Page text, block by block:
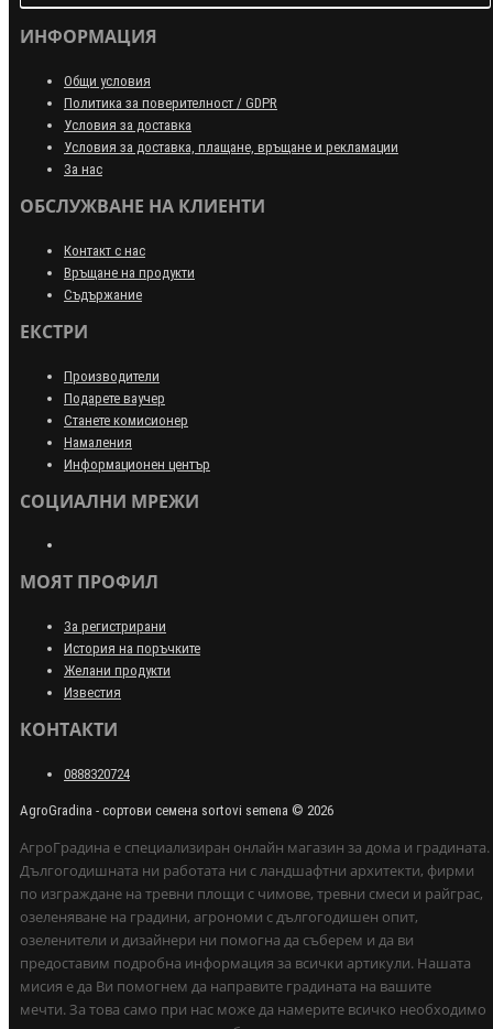
ИНФОРМАЦИЯ
Общи условия
Политика за поверителност / GDPR
Условия за доставка
Условия за доставка, плащане, връщане и рекламации
За нас
ОБСЛУЖВАНЕ НА КЛИЕНТИ
Контакт с нас
Връщане на продукти
Съдържание
ЕКСТРИ
Производители
Подарете ваучер
Станете комисионер
Намаления
Информационен център
СОЦИАЛНИ МРЕЖИ
МОЯТ ПРОФИЛ
За регистрирани
История на поръчките
Желани продукти
Известия
КОНТАКТИ
0888320724
AgroGradina - сортови семена sortovi semena © 2026
АгроГрадина е специализиран онлайн магазин за дома и градината.
Дългогодишната ни работата ни с ландшафтни архитекти, фирми
по изграждане на тревни площи с чимове, тревни смеси и райграс,
озеленяване на градини, агрономи с дългогодишен опит,
озеленители и дизайнери ни помогна да съберем и да ви
предоставим подробна информация за всички артикули. Нашата
мисия е да Ви помогнем да направите градината на вашите
мечти. За това само при нас може да намерите всичко необходимо